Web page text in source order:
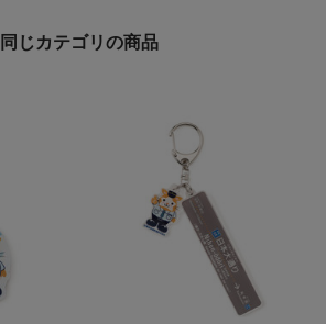
同じカテゴリの商品